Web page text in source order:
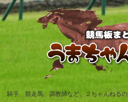
騎手、競走馬、調教師など、２ちゃんねる